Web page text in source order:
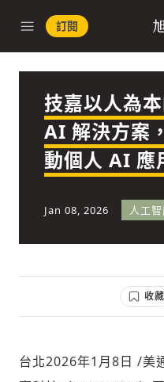
訂閱
快速連結
技嘉以人為
AI 解決方案
動個人 AI 應
Jan 08, 2026 人工
收藏
台北2026年1月8日 /美